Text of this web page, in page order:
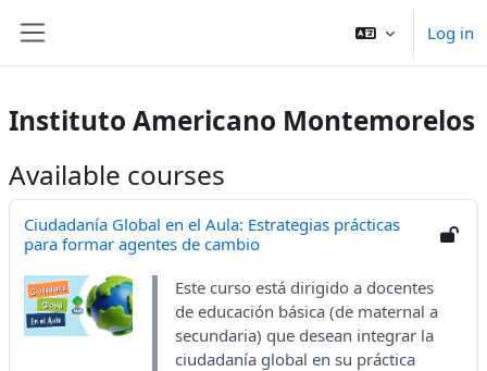
Log in
Instituto Americano Montemorelos
Available courses
Ciudadanía Global en el Aula: Estrategias prácticas
para formar agentes de cambio
Este curso está dirigido a docentes
de educación básica (de maternal a
secundaria) que desean integrar la
ciudadanía global en su práctica